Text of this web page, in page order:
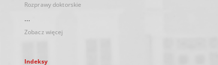
Rozprawy doktorskie
...
Zobacz więcej
Indeksy